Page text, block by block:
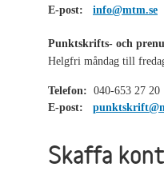
E-post:
info@mtm.se
Punktskrifts- och
Helgfri måndag till
Telefon: 040-653 27 20
E-post:
Skaffa